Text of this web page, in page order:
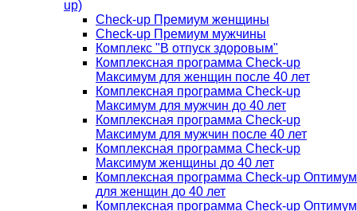
up)
Check-up Премиум женщины
Check-up Премиум мужчины
Комплекс "В отпуск здоровым"
Комплексная программа Check-up
Максимум для женщин после 40 лет
Комплексная программа Check-up
Максимум для мужчин до 40 лет
Комплексная программа Check-up
Максимум для мужчин после 40 лет
Комплексная программа Check-up
Максимум женщины до 40 лет
Комплексная программа Check-up Оптимум
для женщин до 40 лет
Комплексная программа Check-up Оптимум